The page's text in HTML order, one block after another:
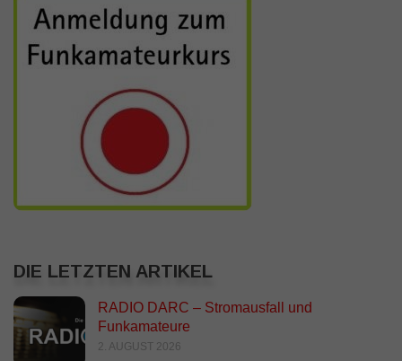
DIE LETZTEN ARTIKEL
RADIO DARC – Stromausfall und
Funkamateure
2. AUGUST 2026